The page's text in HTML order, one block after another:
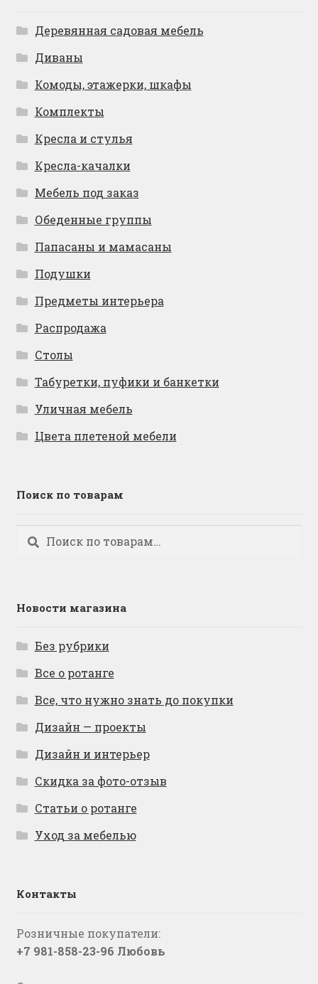
Деревянная садовая мебель
Диваны
Комоды, этажерки, шкафы
Комплекты
Кресла и стулья
Кресла-качалки
Мебель под заказ
Обеденные группы
Папасаны и мамасаны
Подушки
Предметы интерьера
Распродажа
Столы
Табуретки, пуфики и банкетки
Уличная мебель
Цвета плетеной мебели
Поиск по товарам
Искать:
Поиск
Новости магазина
Без рубрики
Все о ротанге
Все, что нужно знать до покупки
Дизайн — проекты
Дизайн и интерьер
Скидка за фото-отзыв
Статьи о ротанге
Уход за мебелью
Контакты
Розничные покупатели:
+7 981-858-23-96 Любовь